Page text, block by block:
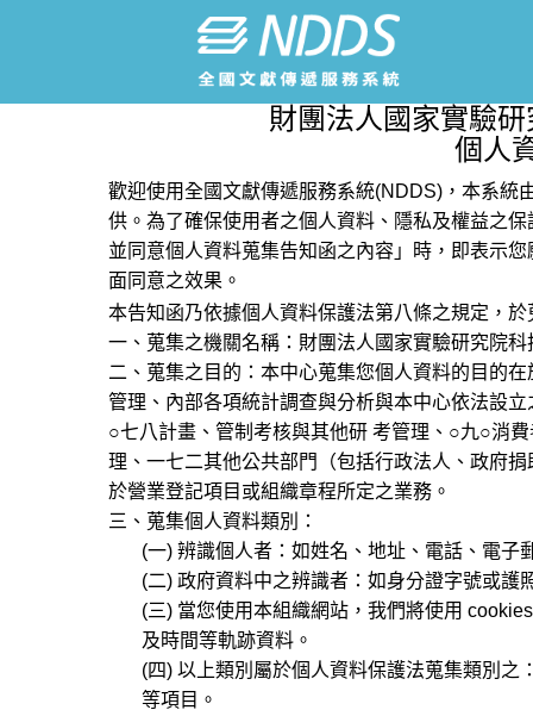
財團法人國家實驗
個人
歡迎使用全國文獻傳遞服務系統(NDDS)，本系統
供。為了確保使用者之個人資料、隱私及權益之
並同意個人資料蒐集告知函之內容」時，即表示
面同意之效果。
本告知函乃依據個人資料保護法第八條之規定，
一、蒐集之機關名稱：財團法人國家實驗研究院
二、蒐集之目的：本中心蒐集您個人資料的目的
管理、內部各項統計調查與分析與本中心依法設
○七八計畫、管制考核與其他研 考管理、○九○消
理、一七二其他公共部門（包括行政法人、政府
於營業登記項目或組織章程所定之業務。
三、蒐集個人資料類別：
(一) 辨識個人者：如姓名、地址、電話、電子
(二) 政府資料中之辨識者：如身分證字號或護
(三) 當您使用本組織網站，我們將使用 cookies
及時間等軌跡資料。
(四) 以上類別屬於個人資料保護法蒐集類別之
等項目。